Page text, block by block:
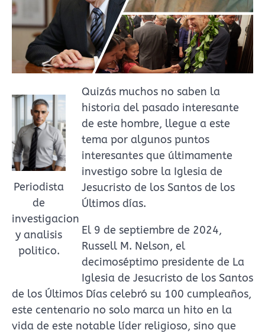
Periodista
de
investigacion
y analisis
politico.
Quizás muchos no saben la
historia del pasado interesante
de este hombre, llegue a este
tema por algunos puntos
interesantes que últimamente
investigo sobre la Iglesia de
Jesucristo de los Santos de los
Últimos días.
El 9 de septiembre de 2024,
Russell M. Nelson, el
decimoséptimo presidente de La
Iglesia de Jesucristo de los Santos
de los Últimos Días celebró su 100 cumpleaños,
este centenario no solo marca un hito en la
vida de este notable líder religioso, sino que